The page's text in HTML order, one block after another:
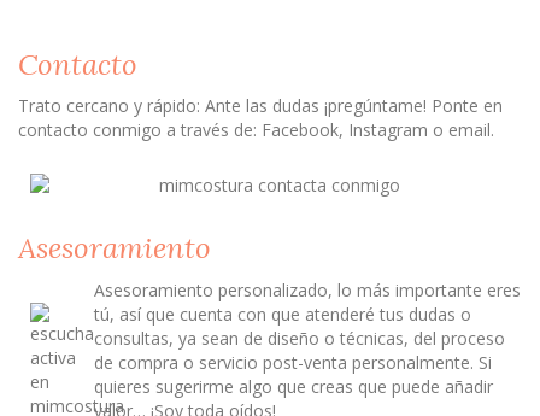
Contacto
Trato cercano y rápido: Ante las dudas ¡pregúntame! Ponte en
contacto conmigo a través de: Facebook, Instagram o email.
Asesoramiento
Asesoramiento personalizado, lo más importante eres
tú, así que cuenta con que atenderé tus dudas o
consultas, ya sean de diseño o técnicas, del proceso
de compra o servicio post-venta personalmente. Si
quieres sugerirme algo que creas que puede añadir
valor… ¡Soy toda oídos!